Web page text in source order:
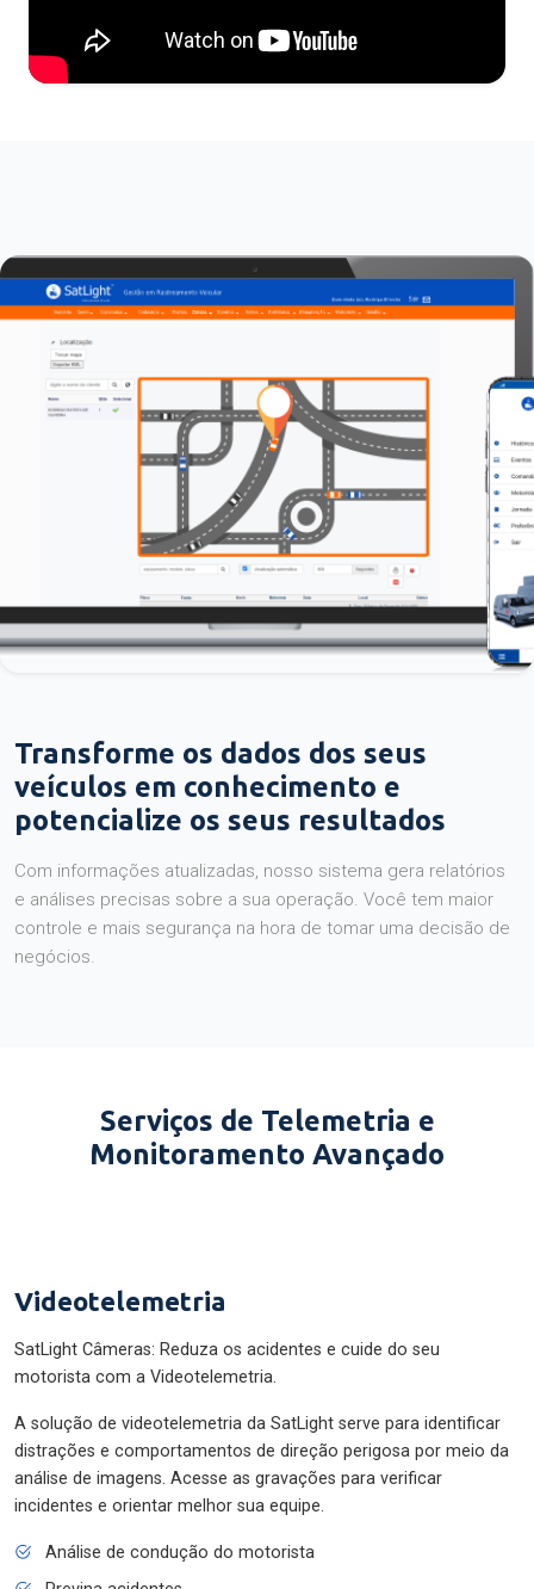
Transforme os dados dos seus
veículos em conhecimento e
potencialize os seus resultados
Com informações atualizadas, nosso sistema gera relatórios
e análises precisas sobre a sua operação. Você tem maior
controle e mais segurança na hora de tomar uma decisão de
negócios.
Serviços de Telemetria e
Monitoramento Avançado
Videotelemetria
SatLight Câmeras: Reduza os acidentes e cuide do seu
motorista com a Videotelemetria.
A solução de videotelemetria da SatLight serve para identificar
distrações e comportamentos de direção perigosa por meio da
análise de imagens. Acesse as gravações para verificar
incidentes e orientar melhor sua equipe.
Análise de condução do motorista